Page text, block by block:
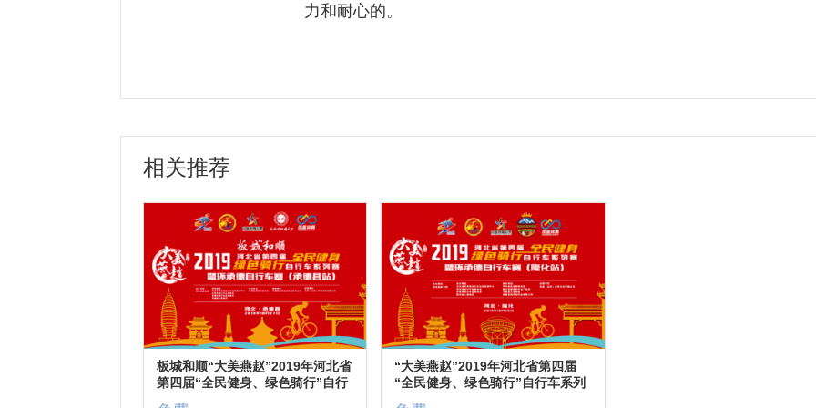
力和耐心的。
相关推荐
板城和顺“大美燕赵”2019年河北省
第四届“全民健身、绿色骑行”自行
“大美燕赵”2019年河北省第四届
“全民健身、绿色骑行”自行车系列